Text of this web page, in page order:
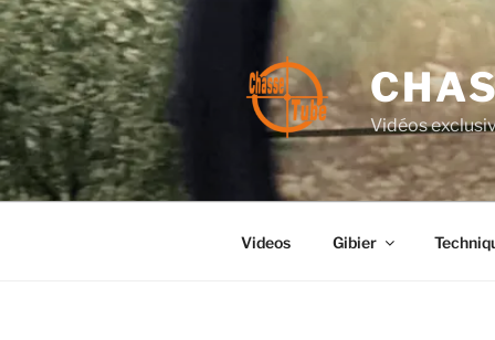
Aller
au
contenu
principal
Vidéos
Videos Gibier